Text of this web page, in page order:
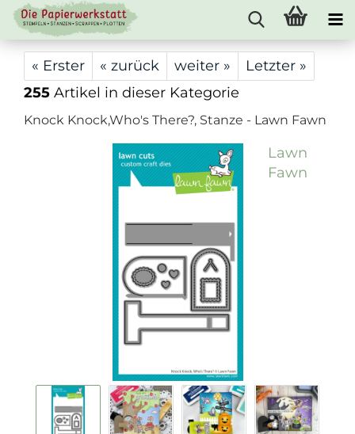
« Erster « zurück weiter »
Letzter »
255 Artikel in dieser Kategorie
Knock Knock,Who's There?, Stanze - Lawn Fawn
Lawn
Fawn